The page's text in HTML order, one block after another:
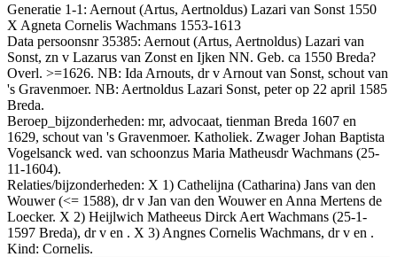
Generatie 1-1: Aernout (Artus, Aertnoldus) Lazari van Sonst 1550
X Agneta Cornelis Wachmans 1553-1613
Data persoonsnr 35385: Aernout (Artus, Aertnoldus) Lazari van
Sonst, zn v Lazarus van Zonst en Ijken NN. Geb. ca 1550 Breda?
Overl. >=1626. NB: Ida Arnouts, dr v Arnout van Sonst, schout van
's Gravenmoer. NB: Aertnoldus Lazari Sonst, peter op 22 april 1585
Breda.
Beroep_bijzonderheden: mr, advocaat, tienman Breda 1607 en
1629, schout van 's Gravenmoer. Katholiek. Zwager Johan Baptista
Vogelsanck wed. van schoonzus Maria Matheusdr Wachmans (25-
11-1604).
Relaties/bijzonderheden: X 1) Cathelijna (Catharina) Jans van den
Wouwer (<= 1588), dr v Jan van den Wouwer en Anna Mertens de
Loecker. X 2) Heijlwich Matheeus Dirck Aert Wachmans (25-1-
1597 Breda), dr v en . X 3) Angnes Cornelis Wachmans, dr v en .
Kind: Cornelis.